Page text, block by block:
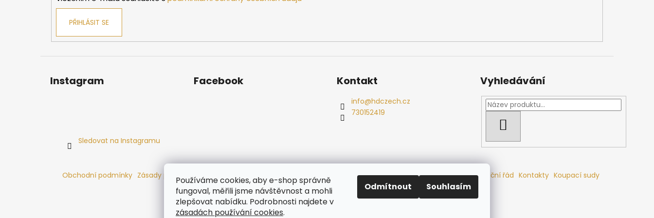
Používáme cookies, aby e-shop správně
fungoval, měřili jsme návštěvnost a mohli
zlepšovat nabídku. Podrobnosti najdete v
zásadách používání cookies.
Odmítnout Souhlasím
PŘIHLÁSIT SE
Instagram
Sledovat na Instagramu
Facebook Kontakt
info@hdczech.cz
730152419
Vyhledávání
Obchodní podmínky Zásady používání cookies Ochrana osobních údajů Dřevěné sauny Odstoupení od smlouvy Reklamační řád Kontakty Koupací sudy
Radiátory